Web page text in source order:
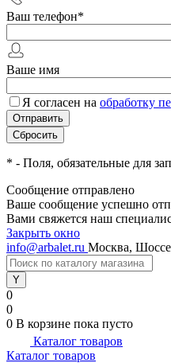
Ваш телефон*
Ваше имя
Я согласен на обработку
* - Поля, обязательные для
Сообщение отправлено
Ваше сообщение успешно
Вами свяжется наш
Закрыть окно
info@arbalet.ru Москва, Шоссе
0
0
0 В корзине пока пусто
Каталог товаров
Каталог товаров